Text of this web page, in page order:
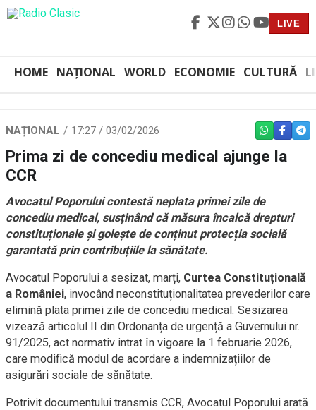
LIVE
HOME NAȚIONAL WORLD ECONOMIE CULTURĂ
NAȚIONAL 17:27 / 03/02/2026 WHATSAPP
Prima zi de concediu medical ajunge la
CCR
Avocatul Poporului contestă neplata primei zile de
concediu medical, susținând că măsura încalcă drepturi
constituționale și golește de conținut protecția socială
garantată prin contribuțiile la sănătate.
Avocatul Poporului a sesizat, marți, Curtea Constituțională
a României, invocând neconstituționalitatea prevederilor care
elimină plata primei zile de concediu medical. Sesizarea
vizează articolul II din Ordonanța de urgență a Guvernului nr.
91/2025, act normativ intrat în vigoare la 1 februarie 2026,
care modifică modul de acordare a indemnizațiilor de
asigurări sociale de sănătate.
Potrivit documentului transmis CCR, Avocatul Poporului arată